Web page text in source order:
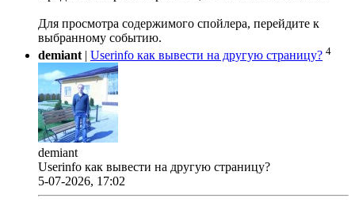
Для просмотра содержимого спойлера, перейдите к
выбранному событию.
demiant | Userinfo как вывести на другую страницу? 4
demiant
Userinfo как вывести на другую страницу?
5-07-2026, 17:02